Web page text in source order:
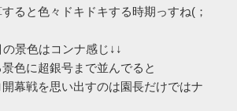
ると色々ドキドキする時期っすね(；
景色はコンナ感じ↓↓
色に超銀号まで並んでると
開幕戦を思い出すのは園長だけではナ